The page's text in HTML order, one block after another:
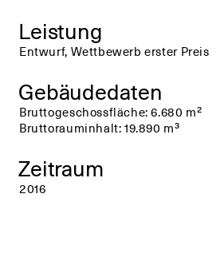
Leistung
Entwurf, Wettbewerb erster Preis
Gebäudedaten
Bruttogeschossfläche: 6.680 m²
Bruttorauminhalt: 19.890 m³
Zeitraum
2016